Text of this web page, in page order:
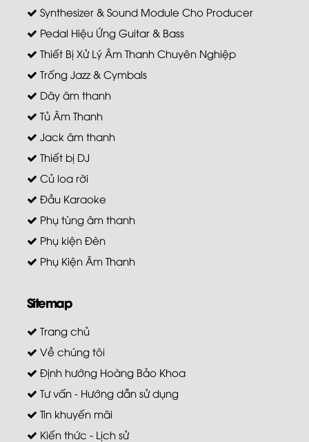
Synthesizer & Sound Module Cho Producer
Pedal Hiệu Ứng Guitar & Bass
Thiết Bị Xử Lý Âm Thanh Chuyên Nghiệp
Trống Jazz & Cymbals
Dây âm thanh
Tủ Âm Thanh
Jack âm thanh
Thiết bị DJ
Củ loa rời
Đầu Karaoke
Phụ tùng âm thanh
Phụ kiện Đèn
Phụ Kiện Âm Thanh
Sitemap
Trang chủ
Về chúng tôi
Định hướng Hoàng Bảo Khoa
Tư vấn - Hướng dẫn sử dụng
Tin khuyến mãi
Kiến thức - Lịch sử